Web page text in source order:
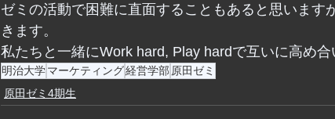
ゼミの活動で困難に直面することもあると思います
きます。
私たちと一緒にWork hard, Play hardで互いに高め
明治大学マーケティング経営学部 原田ゼミ
原田ゼミ4期生